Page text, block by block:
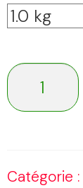
quantité
de
Catégorie :